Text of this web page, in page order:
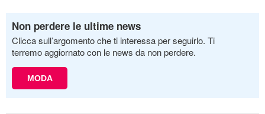
Non perdere le ultime news
Clicca sull’argomento che ti interessa per seguirlo. Ti
terremo aggiornato con le news da non perdere.
MODA